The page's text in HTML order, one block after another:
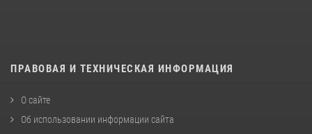
ПРАВОВАЯ И ТЕХНИЧЕСКАЯ ИНФОРМАЦИЯ
О сайте
Об использовании информации сайта